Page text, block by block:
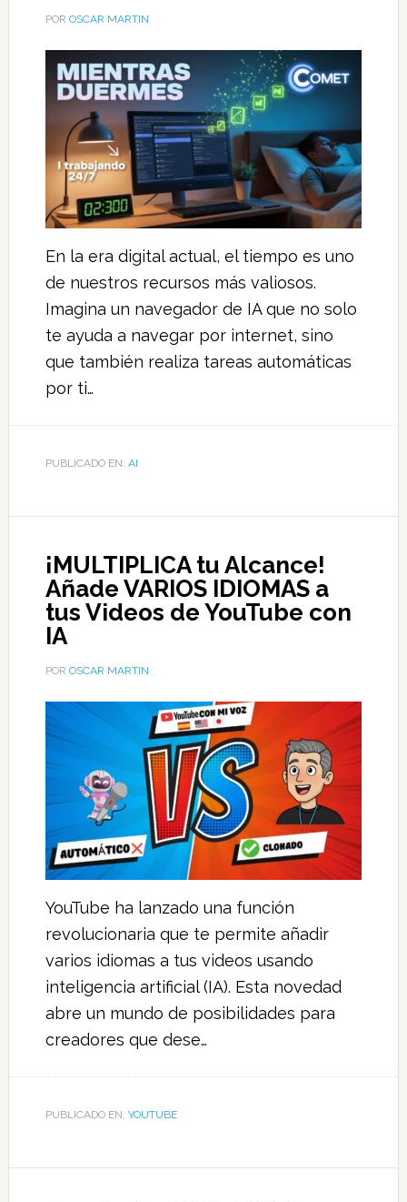
POR OSCAR MARTIN
En la era digital actual, el tiempo es uno
de nuestros recursos más valiosos.
Imagina un navegador de IA que no solo
te ayuda a navegar por internet, sino
que también realiza tareas automáticas
por ti…
PUBLICADO EN: AI
¡MULTIPLICA tu Alcance!
Añade VARIOS IDIOMAS a
tus Videos de YouTube con
IA
POR OSCAR MARTIN
YouTube ha lanzado una función
revolucionaria que te permite añadir
varios idiomas a tus videos usando
inteligencia artificial (IA). Esta novedad
abre un mundo de posibilidades para
creadores que dese…
PUBLICADO EN: YOUTUBE